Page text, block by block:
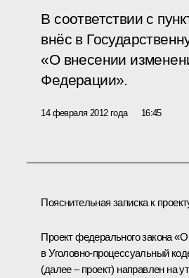
В соответствии с
внёс в
«О внесении
Федерации».
14 февраля 2012 года 16:45
Пояснительная записка к
Проект федерального закона
в Уголовно-процессуальный
(далее – проект) направлен на